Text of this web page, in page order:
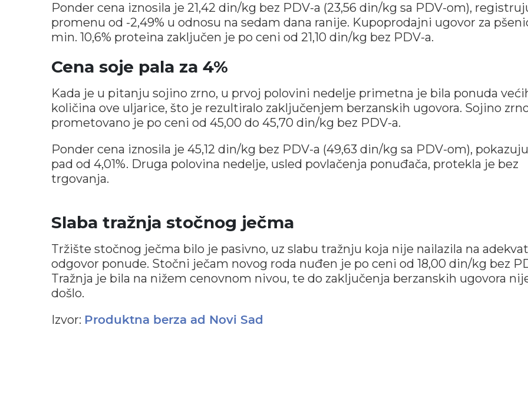
Ponder cena iznosila je 21,42 din/kg bez PDV-a (23,56 din/kg sa PDV-om),
promenu od -2,49% u odnosu na sedam dana ranije. Kupoprodajni ugovor za
min. 10,6% proteina zaključen je po ceni od 21,10 din/kg bez PDV-a.
Cena soje pala za 4%
Kada je u pitanju sojino zrno, u prvoj polovini nedelje primetna je bila ponuda
količina ove uljarice, što je rezultiralo zaključenjem berzanskih ugovora. Sojino
prometovano je po ceni od 45,00 do 45,70 din/kg bez PDV-a.
Ponder cena iznosila je 45,12 din/kg bez PDV-a (49,63 din/kg sa PDV-om),
pad od 4,01%. Druga polovina nedelje, usled povlačenja ponuđača, protekla je bez
trgovanja.
Slaba tražnja stočnog ječma
Tržište stočnog ječma bilo je pasivno, uz slabu tražnju koja nije nailazila na
odgovor ponude. Stočni ječam novog roda nuđen je po ceni od 18,00 din/kg bez
Tražnja je bila na nižem cenovnom nivou, te do zaključenja berzanskih ugovora
došlo.
Izvor: Produktna berza ad Novi Sad